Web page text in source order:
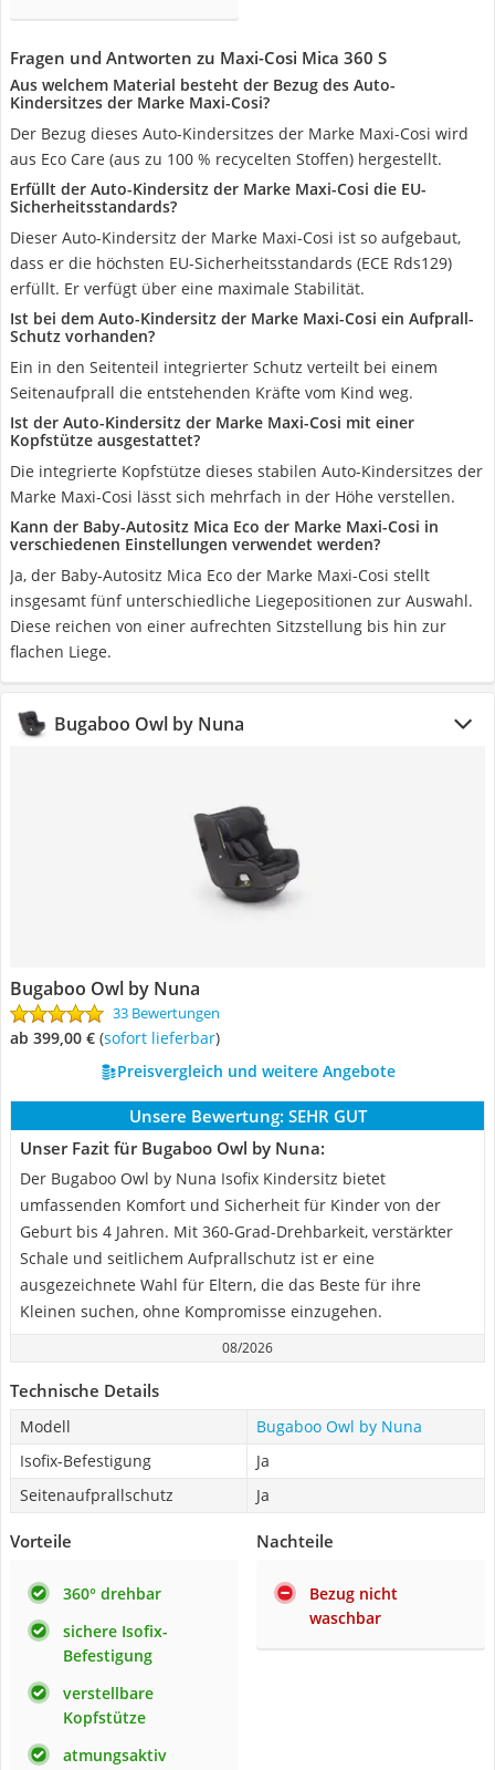
Fragen und Antworten zu Maxi-Cosi Mica 360 S
Aus welchem Material besteht der Bezug des Auto-
Kindersitzes der Marke Maxi-Cosi?
Der Bezug dieses Auto-Kindersitzes der Marke Maxi-Cosi wird
aus Eco Care (aus zu 100 % recycelten Stoffen) hergestellt.
Erfüllt der Auto-Kindersitz der Marke Maxi-Cosi die EU-
Sicherheitsstandards?
Dieser Auto-Kindersitz der Marke Maxi-Cosi ist so aufgebaut,
dass er die höchsten EU-Sicherheitsstandards (ECE Rds129)
erfüllt. Er verfügt über eine maximale Stabilität.
Ist bei dem Auto-Kindersitz der Marke Maxi-Cosi ein Aufprall-
Schutz vorhanden?
Ein in den Seitenteil integrierter Schutz verteilt bei einem
Seitenaufprall die entstehenden Kräfte vom Kind weg.
Ist der Auto-Kindersitz der Marke Maxi-Cosi mit einer
Kopfstütze ausgestattet?
Die integrierte Kopfstütze dieses stabilen Auto-Kindersitzes der
Marke Maxi-Cosi lässt sich mehrfach in der Höhe verstellen.
Kann der Baby-Autositz Mica Eco der Marke Maxi-Cosi in
verschiedenen Einstellungen verwendet werden?
Ja, der Baby-Autositz Mica Eco der Marke Maxi-Cosi stellt
insgesamt fünf unterschiedliche Liegepositionen zur Auswahl.
Diese reichen von einer aufrechten Sitzstellung bis hin zur
flachen Liege.
Bugaboo Owl by Nuna
Bugaboo Owl by Nuna
33 Bewertungen
ab 399,00 € ( Sofort lieferbar)
Preisvergleich und weitere Angebote
Unsere Bewertung: SEHR GUT
Unser Fazit für Bugaboo Owl by Nuna:
Der Bugaboo Owl by Nuna Isofix Kindersitz bietet
umfassenden Komfort und Sicherheit für Kinder von der
Geburt bis 4 Jahren. Mit 360-Grad-Drehbarkeit, verstärkter
Schale und seitlichem Aufprallschutz ist er eine
ausgezeichnete Wahl für Eltern, die das Beste für ihre
Kleinen suchen, ohne Kompromisse einzugehen.
08/2026
Technische Details
Modell
Bugaboo Owl by Nuna
Isofix-Befestigung
Ja
Seitenaufprallschutz
Ja
Vorteile
360° drehbar
sichere Isofix-
Befestigung
verstellbare
Kopfstütze
atmungsaktiv
Nachteile
Bezug nicht
waschbar